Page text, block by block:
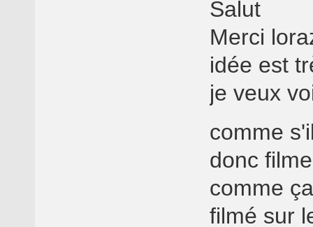
Salut
Merci
idée est
je veux
comme
donc
comme
filmé sur